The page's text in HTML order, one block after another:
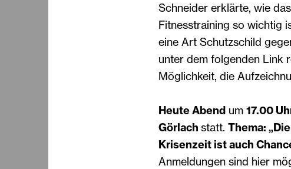
Schneider erklärte, wie
Fitnesstraining so wichtig
eine Art Schutzschild
unter dem folgenden Link
Möglichkeit, die
Heute Abendum 17.00
Görlach statt. Thema:
Krisenzeit ist auch
Anmeldungen sind hier